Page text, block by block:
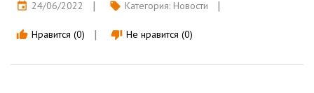
event 24/06/2022 local_offer Категория: Новости
thumb_up Нравится (0) thumb_down Не нравится (0)